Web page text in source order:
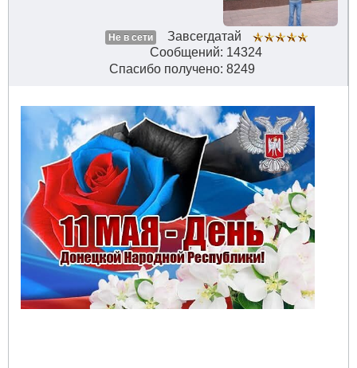
Не в сети
Завсегдатай
Сообщений: 14324
Спасибо получено: 8249